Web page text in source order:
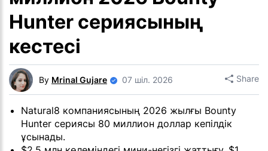
Hunter сериясының
кестесі
By Mrinal Gujare 07 шіл. 2026 Share
Natural8 компаниясының 2026 жылғы Bounty
Hunter сериясы 80 миллион доллар кепілдік
ұсынады.